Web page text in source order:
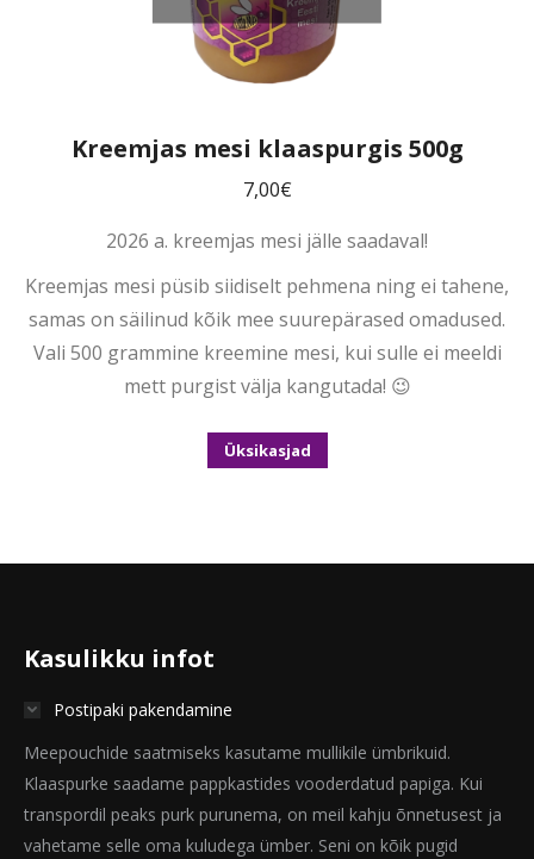
Kreemjas mesi klaaspurgis 500g
7,00€
2026 a. kreemjas mesi jälle saadaval!
Kreemjas mesi püsib siidiselt pehmena ning ei tahene,
samas on säilinud kõik mee suurepärased omadused.
Vali 500 grammine kreemine mesi, kui sulle ei meeldi
mett purgist välja kangutada! 😉
Üksikasjad
Kasulikku infot
Postipaki pakendamine
Meepouchide saatmiseks kasutame mullikile ümbrikuid.
Klaaspurke saadame pappkastides vooderdatud papiga. Kui
transpordil peaks purk purunema, on meil kahju õnnetusest ja
vahetame selle oma kuludega ümber. Seni on kõik pugid